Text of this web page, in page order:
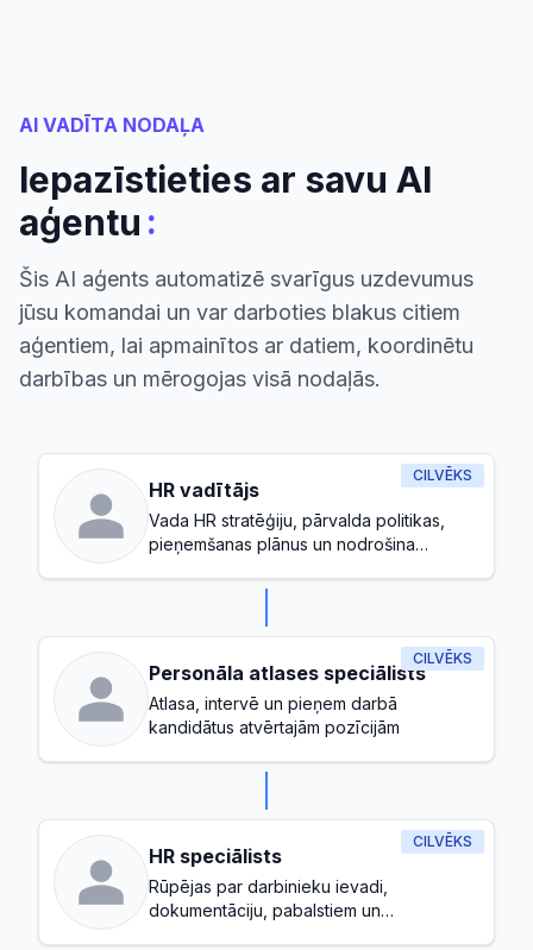
AI VADĪTA NODAĻA
Iepazīstieties ar savu AI
aģentu :
Šis AI aģents automatizē svarīgus uzdevumus
jūsu komandai un var darboties blakus citiem
aģentiem, lai apmainītos ar datiem, koordinētu
darbības un mērogojas visā nodaļās.
CILVĒKS
HR vadītājs
Vada HR stratēģiju, pārvalda politikas,
pieņemšanas plānus un nodrošina
CILVĒKS
Personāla atlases speciālists
Atlasa, intervē un pieņem darbā
kandidātus atvērtajām pozīcijām
CILVĒKS
HR speciālists
Rūpējas par darbinieku ievadi,
dokumentāciju, pabalstiem un